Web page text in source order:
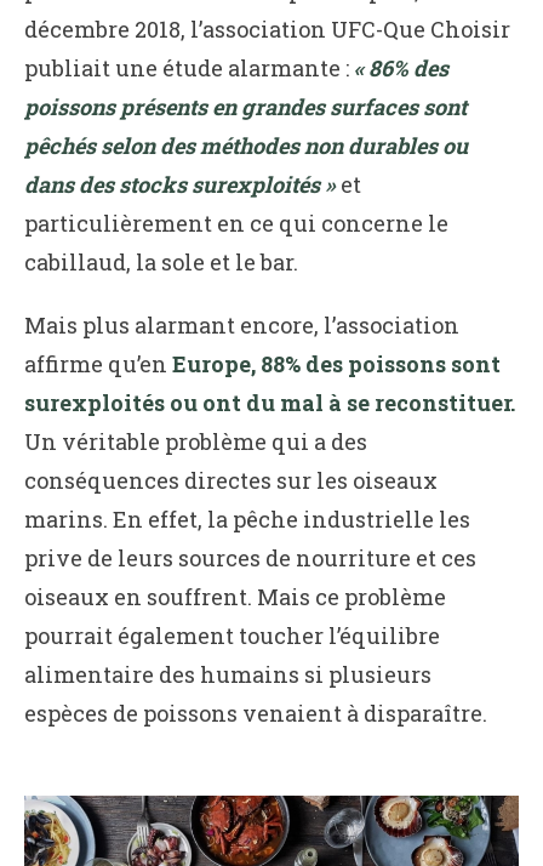
décembre 2018, l’association UFC-Que Choisir
publiait une étude alarmante : « 86% des
poissons présents en grandes surfaces sont
pêchés selon des méthodes non durables ou
dans des stocks surexploités »et
particulièrement en ce qui concerne le
cabillaud, la sole et le bar.
Mais plus alarmant encore, l’association
affirme qu’en Europe, 88% des poissons sont
surexploités ou ont du mal à se reconstituer.
Un véritable problème qui a des
conséquences directes sur les oiseaux
marins. En effet, la pêche industrielle les
prive de leurs sources de nourriture et ces
oiseaux en souffrent. Mais ce problème
pourrait également toucher l’équilibre
alimentaire des humains si plusieurs
espèces de poissons venaient à disparaître.